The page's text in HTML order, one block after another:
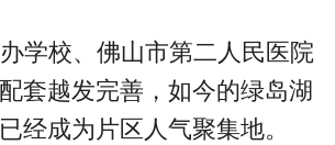
学校、佛山市第二人民医院
套越发完善，如今的绿岛湖
经成为片区人气聚集地。